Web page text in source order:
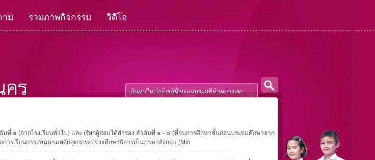
าม รวมภาพกิจกรรม วิดีโอ
บที่ ๑ (จากโรงเรียนทั่วไป) และ เรียกผู้สอบได้สำรอง ลำดับที่ ๑ - ๔ (ที่จบการศึกษาชั้นก่อนประถมศึกษาจาก
การเรียนการสอนตามหลักสูตรกระทรวงศึกษาธิการเป็นภาษาอังกฤษ (Min